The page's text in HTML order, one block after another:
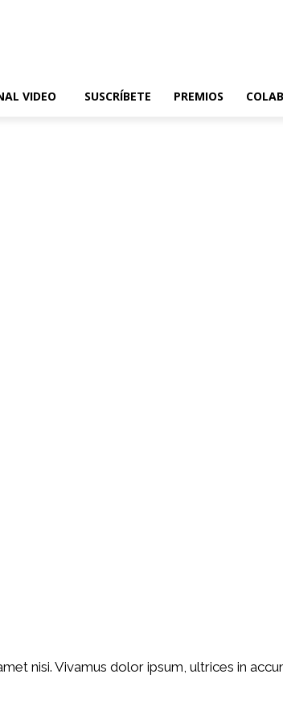
VIDEO SUSCRÍBETE PREMIOS
nisi. Vivamus dolor ipsum, ultrices in